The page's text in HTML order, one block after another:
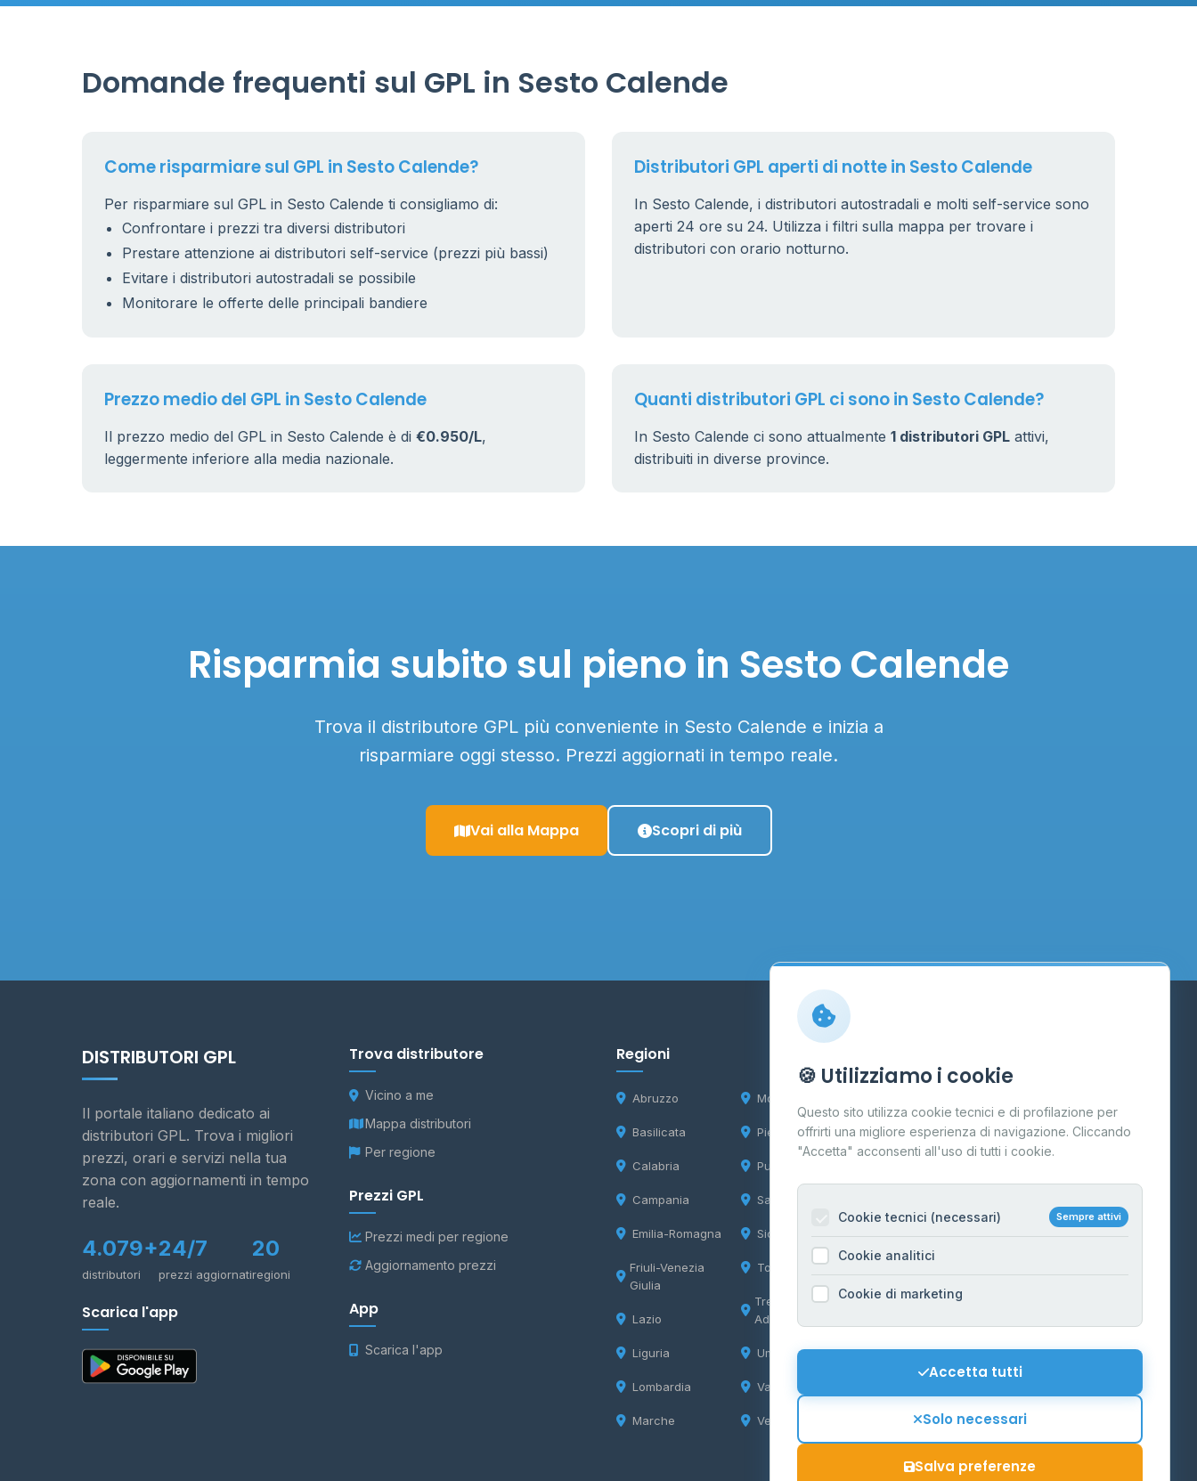
21
Domande frequenti sul GPL in Sesto Calende
Come risparmiare sul GPL in Sesto Calende?
Per risparmiare sul GPL in Sesto Calende ti consigliamo di:
Confrontare i prezzi tra diversi distributori
Prestare attenzione ai distributori self-service (prezzi più bassi)
Evitare i distributori autostradali se possibile
Monitorare le offerte delle principali bandiere
Distributori GPL aperti di notte in Sesto Calende
In Sesto Calende, i distributori autostradali e molti self-service sono
aperti 24 ore su 24. Utilizza i filtri sulla mappa per trovare i
distributori con orario notturno.
Prezzo medio del GPL in Sesto Calende
Il prezzo medio del GPL in Sesto Calende è di €0.950/L,
leggermente inferiore alla media nazionale.
Quanti distributori GPL ci sono in Sesto Calende?
In Sesto Calende ci sono attualmente 1 distributori GPL attivi,
distribuiti in diverse province.
Risparmia subito sul pieno in Sesto Calende
Trova il distributore GPL più conveniente in Sesto Calende e inizia a
risparmiare oggi stesso. Prezzi aggiornati in tempo reale.
Vai alla Mappa Scopri di più
DISTRIBUTORI GPL
Il portale italiano dedicato ai
distributori GPL. Trova i migliori
prezzi, orari e servizi nella tua
zona con aggiornamenti in tempo
reale.
4.079+
distributori
24/7
prezzi aggiornati
20
regioni
Scarica l'app
Trova distributore
Vicino a me
Mappa distributori
Per regione
Prezzi GPL
Prezzi medi per regione
Aggiornamento prezzi
App
Scarica l'app
Regioni
Abruzzo
Basilicata
Calabria
Campania
Emilia-Romagna
Friuli-Venezia
Giulia
Lazio
Liguria
Lombardia
Marche
Molise
Piemonte
Puglia
Sardegna
Sicilia
Toscana
Trentino-Alto
Adige
Umbria
Valle d'Aosta
Veneto
Contatti
Per gestori
Informazioni legali
Privacy Policy
Cookie Policy
Mappa del sito
Contattaci
🍪 Utilizziamo i cookie
Questo sito utilizza cookie tecnici e di profilazione per
offrirti una migliore esperienza di navigazione. Cliccando
"Accetta" acconsenti all'uso di tutti i cookie.
Cookie tecnici (necessari) Sempre attivi
Cookie analitici
Cookie di marketing
Accetta tutti
Solo necessari
Salva preferenze